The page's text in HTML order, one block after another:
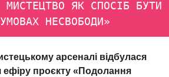
МИСТЕЦТВО ЯК СПОСІБ БУТИ
НЕСВОБОДИ»
арсеналі відбулася
ефіру проєкту «Подолання